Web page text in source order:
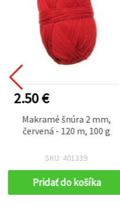
2.50 €
Makramé šnúra 2 mm,
červená - 120 m, 100 g
SKU: 401339
Pridať do košíka